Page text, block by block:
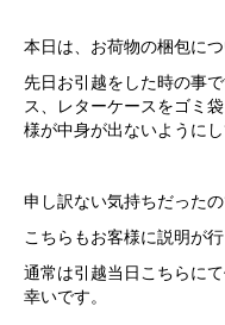
本日は、お荷物の梱包につ
先日お引越をした時の事
ス、レターケースをゴミ
様が中身が出ないように
申し訳ない気持ちだった
こちらもお客様に説明が
通常は引越当日こちらに
幸いです。